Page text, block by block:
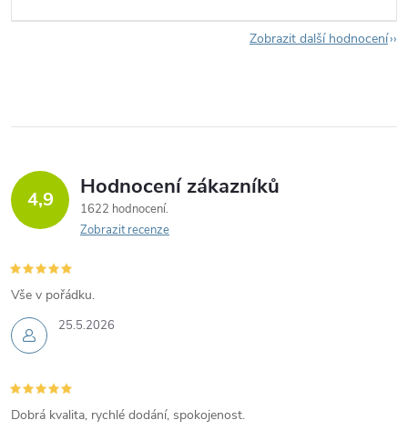
Zobrazit další hodnocení
4,9 Hodnocení zákazníků
1622 hodnocení
Zobrazit recenze
25.5.2026
Vše v pořádku.
Dobrá kvalita, rychlé dodání, spokojenost.